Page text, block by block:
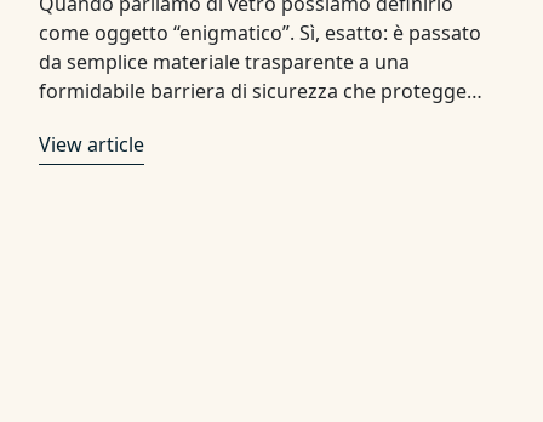
come oggetto “enigmatico”. Sì, esatto: è passato
da semplice materiale trasparente a una
formidabile barriera di sicurezza che protegge
incredibili (che noi di Isoclima applichiamo
View article